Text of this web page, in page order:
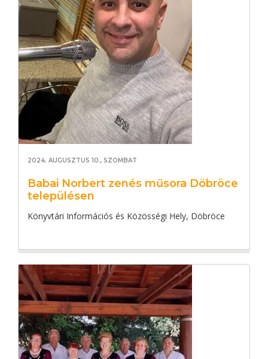
2024. AUGUSZTUS 10., SZOMBAT
Babai Norbert zenés műsora Döbröce
településen
Könyvtári Információs és Közösségi Hely, Döbröce